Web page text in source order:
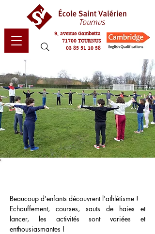
9, avenue Gambetta
71700 TOURNUS
03 85 51 10 58
Beaucoup d'enfants découvrent l'athlétisme !
Echauffement, courses, sauts de haies et
lancer, les activités sont variées et
enthousiasmantes !